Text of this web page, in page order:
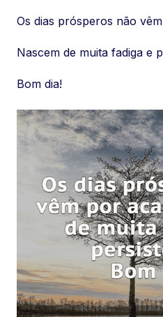
Os dias prósperos não
Nascem de muita fadiga e
Bom dia!